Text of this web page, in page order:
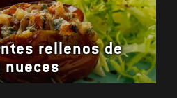
rellenos de
nueces